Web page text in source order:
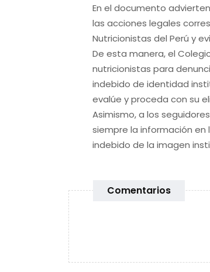
En el documento
las acciones legales
Nutricionistas del Perú y
De esta manera, el
nutricionistas para
indebido de identidad
evalúe y proceda con su
Asimismo, a los
siempre la información
indebido de la imagen
Comentarios